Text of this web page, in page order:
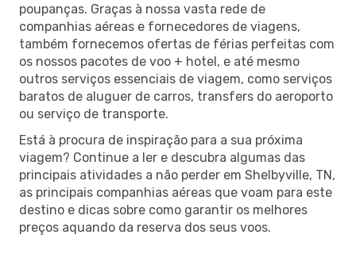
poupanças. Graças à nossa vasta rede de
companhias aéreas e fornecedores de viagens,
também fornecemos ofertas de férias perfeitas com
os nossos pacotes de voo + hotel, e até mesmo
outros serviços essenciais de viagem, como serviços
baratos de aluguer de carros, transfers do aeroporto
ou serviço de transporte.
Está à procura de inspiração para a sua próxima
viagem? Continue a ler e descubra algumas das
principais atividades a não perder em Shelbyville, TN,
as principais companhias aéreas que voam para este
destino e dicas sobre como garantir os melhores
preços aquando da reserva dos seus voos.